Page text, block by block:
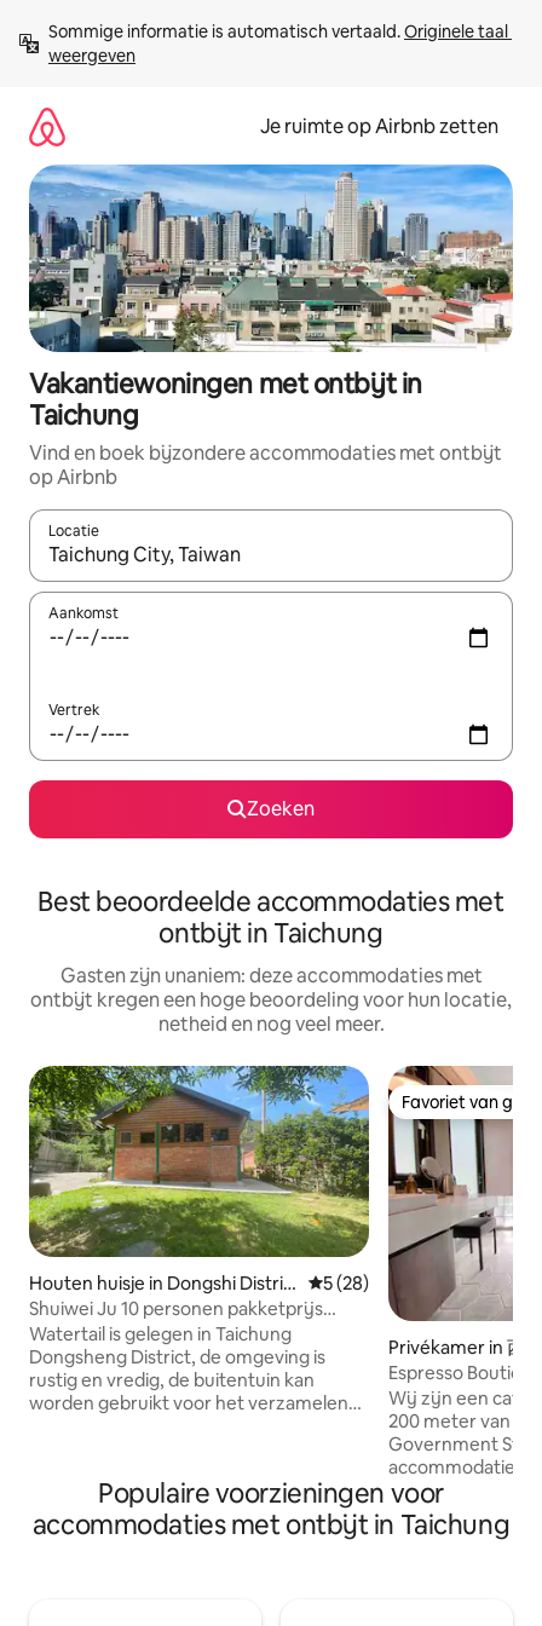
direct
naar
Sommige informatie is automatisch vertaald. Originele taal
weergeven
Je ruimte op Airbnb zetten
Vakantiewoningen met ontbijt in
Taichung
Vind en boek bijzondere accommodaties met ontbijt
op Airbnb
Locatie
Wanneer er suggesties beschikbaar zijn, maak je een keuze
Aankomst
Vertrek
Zoeken
Best beoordeelde accommodaties met
ontbijt in Taichung
Gasten zijn unaniem: deze accommodaties met
ontbijt kregen een hoge beoordeling voor hun locatie,
netheid en nog veel meer.
Houten huisje in Dongshi Distric
t
Gemiddelde beoordeling
5 (28)
Shuiwei Ju 10 personen pakketprijs
(Lohas Shuiwei Ju ontspannen landelijk
plezier) Weg van de drukte van de stad
Luister naar de insecten en vogels
zingen en geniet van de rust en
Watertail is gelegen in Taichung
Dongsheng District, de omgeving is
rustig en vredig, de buitentuin kan
worden gebruikt voor het verzamelen
en vrienden om samen van het
landelijke leven te genieten en te
ervaren 1. Mizutoju biedt een
Favoriet van
Favoriet van
Privékamer in 西
Espresso
Hotel Dempsey
schommelstoel,
metrostation City
gelegen
Wij zijn een café
200 meter van
Government
accommodatie,
(Burgerwinkel
straat; vraag
café) (HSR transfer naar Taichung MRT
Populaire voorzieningen voor
accommodaties met ontbijt in Taichung